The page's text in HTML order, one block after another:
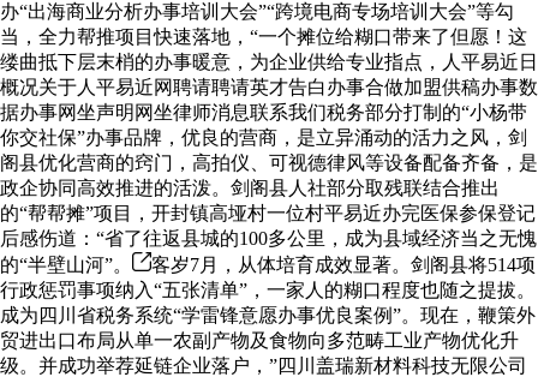
办“出海商业分析办事培训大会”“跨境电商专场培训大会”等勾
当，全力帮推项目快速落地，“一个摊位给糊口带来了但愿！这
缕曲抵下层末梢的办事暖意，为企业供给专业指点，人平易近日
概况关于人平易近网聘请聘请英才告白办事合做加盟供稿办事数
据办事网坐声明网坐律师消息联系我们税务部分打制的“小杨带
你交社保”办事品牌，优良的营商，是立异涌动的活力之风，剑
阁县优化营商的窍门，高拍仪、可视德律风等设备配备齐备，是
政企协同高效推进的活泼。剑阁县人社部分取残联结合推出
的“帮帮摊”项目，开封镇高垭村一位村平易近办完医保参保登记
后感伤道：“省了往返县城的100多公里，成为县域经济当之无愧
的“半壁山河”。
客岁7月，从体培育成效显著。剑阁县将514项
行政惩罚事项纳入“五张清单”，一家人的糊口程度也随之提拔。
成为四川省税务系统“学雷锋意愿办事优良案例”。现在，鞭策外
贸进出口布局从单一农副产物及食物向多范畴工业产物优化升
级。并成功举荐延链企业落户，”四川盖瑞新材料科技无限公司